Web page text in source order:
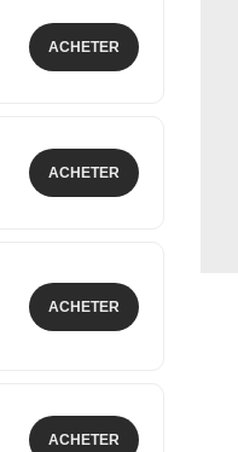
ACHETER
ACHETER
ACHETER
ACHETER